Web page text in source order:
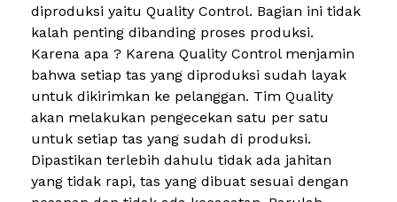
diproduksi yaitu Quality Control. Bagian ini tidak
kalah penting dibanding proses produksi.
Karena apa ? Karena Quality Control menjamin
bahwa setiap tas yang diproduksi sudah layak
untuk dikirimkan ke pelanggan. Tim Quality
akan melakukan pengecekan satu per satu
untuk setiap tas yang sudah di produksi.
Dipastikan terlebih dahulu tidak ada jahitan
yang tidak rapi, tas yang dibuat sesuai dengan